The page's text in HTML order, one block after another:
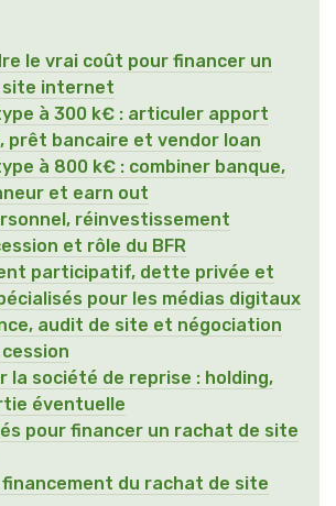
le vrai coût pour financer un
site internet
à 300 k€ : articuler apport
prêt bancaire et vendor loan
à 800 k€ : combiner banque,
et earn out
réinvestissement
et rôle du BFR
participatif, dette privée et
pour les médias digitaux
audit de site et négociation
la société de reprise : holding,
éventuelle
pour financer un rachat de site
financement du rachat de site